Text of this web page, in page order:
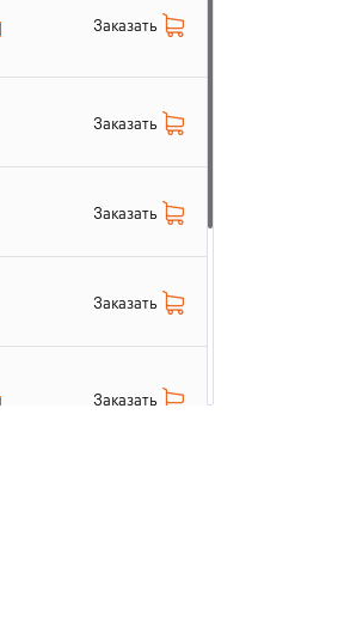
Заказать
Заказать
Заказать
Заказать
Заказать